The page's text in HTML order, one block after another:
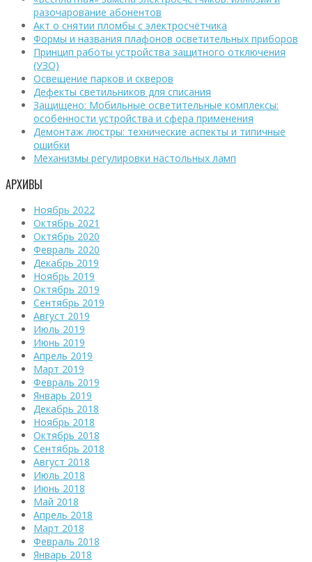
разочарование абонентов
Акт о снятии пломбы с электросчётчика
Формы и названия плафонов осветительных приборов
Принцип работы устройства защитного отключения
(УЗО)
Освещение парков и скверов
Дефекты светильников для списания
Защищено: Мобильные осветительные комплексы:
особенности устройства и сфера применения
Демонтаж люстры: технические аспекты и типичные
ошибки
Механизмы регулировки настольных ламп
АРХИВЫ
Ноябрь 2022
Октябрь 2021
Октябрь 2020
Февраль 2020
Декабрь 2019
Ноябрь 2019
Октябрь 2019
Сентябрь 2019
Август 2019
Июль 2019
Июнь 2019
Апрель 2019
Март 2019
Февраль 2019
Январь 2019
Декабрь 2018
Ноябрь 2018
Октябрь 2018
Сентябрь 2018
Август 2018
Июль 2018
Июнь 2018
Май 2018
Апрель 2018
Март 2018
Февраль 2018
Январь 2018